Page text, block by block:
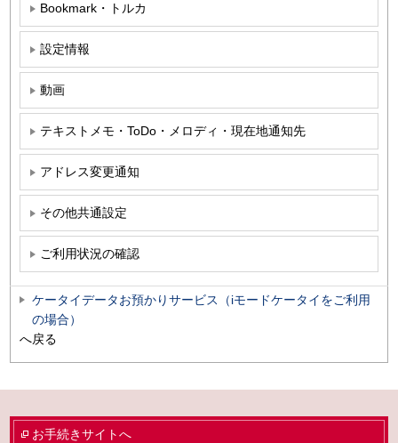
Bookmark・トルカ
設定情報
動画
テキストメモ・ToDo・メロディ・現在地通知先
アドレス変更通知
その他共通設定
ご利用状況の確認
ケータイデータお預かりサービス（iモードケータイをご利用
の場合）
へ戻る
お手続きサイトへ